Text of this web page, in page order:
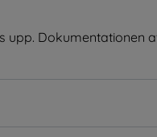
upp. Dokumentationen